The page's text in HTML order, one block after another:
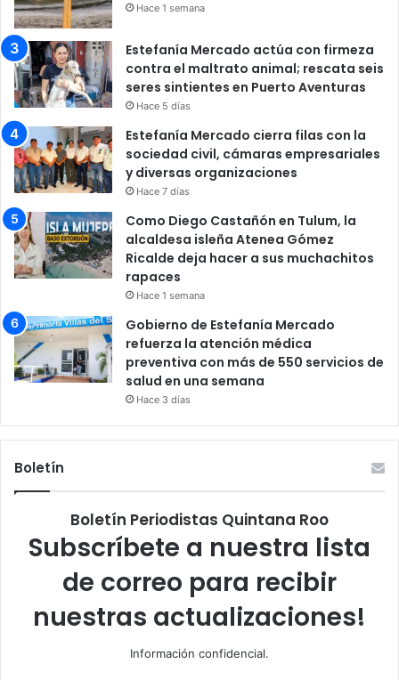
Hace 1 semana
Estefanía Mercado actúa con firmeza
contra el maltrato animal; rescata seis
seres sintientes en Puerto Aventuras
Hace 5 días
Estefanía Mercado cierra filas con la
sociedad civil, cámaras empresariales
y diversas organizaciones
Hace 7 días
Como Diego Castañón en Tulum, la
alcaldesa isleña Atenea Gómez
Ricalde deja hacer a sus muchachitos
rapaces
Hace 1 semana
Gobierno de Estefanía Mercado
refuerza la atención médica
preventiva con más de 550 servicios de
salud en una semana
Hace 3 días
Boletín
Boletín Periodistas Quintana Roo
Subscríbete a nuestra lista
de correo para recibir
nuestras actualizaciones!
Información confidencial.